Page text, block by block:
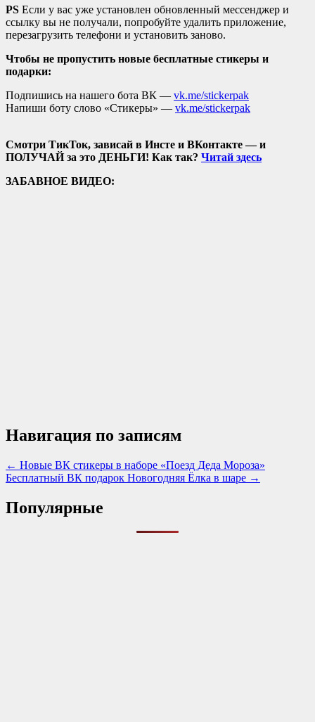
PS Если у вас уже установлен обновленный мессенджер и
ссылку вы не получали, попробуйте удалить приложение,
перезагрузить телефони и установить заново.
Чтобы не пропустить новые бесплатные стикеры и
подарки:
Подпишись на нашего бота ВК — vk.me/stickerpak
Напиши боту слово «Стикеры» — vk.me/stickerpak
Смотри ТикТок, зависай в Инсте и ВКонтакте — и
ПОЛУЧАЙ за это ДЕНЬГИ! Как так? Читай здесь
ЗАБАВНОЕ ВИДЕО:
Навигация по записям
← Новые ВК стикеры в наборе «Поезд Деда Мороза»
Бесплатный ВК подарок Новогодняя Ёлка в шаре →
Популярные